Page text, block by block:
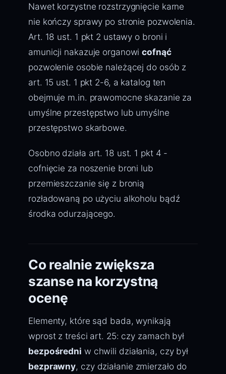
Nawet korzystne rozstrzygnięcie karne
nie kończy sprawy po stronie pozwolenia.
Art. 18 ust. 1 pkt 2 ustawy o broni i
amunicji nakazuje organowicofnąć
pozwolenie osobie należącej do osób z
art. 15 ust. 1 pkt 2-6, a katalog ten
obejmuje m.in. prawomocne skazanie za
umyślne przestępstwo lub umyślne
przestępstwo skarbowe.
Osobno działa art. 18 ust. 1 pkt 4 -
cofnięcie za noszenie broni lub
przemieszczanie się z bronią
rozładowaną po użyciu alkoholu bądź
środka odurzającego.
Co realnie zwiększa
szanse na korzystną
ocenę
Elementy, które sąd bada, wynikają
wprost z treści art. 25: czy zamach był
bezpośredni w chwili działania, czy był
bezprawny, czy działanie zmierzało do